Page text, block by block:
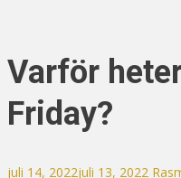
Varför
Friday?
juli 14, 2022juli 13, 2022